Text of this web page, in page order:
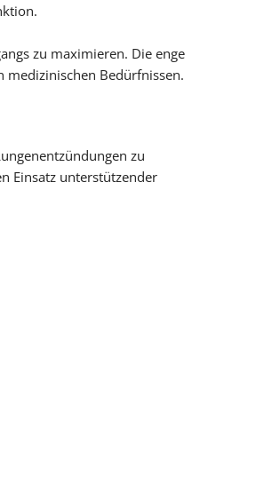
zu maximieren. Die enge
medizinischen Bedürfnissen.
zu
Einsatz unterstützender